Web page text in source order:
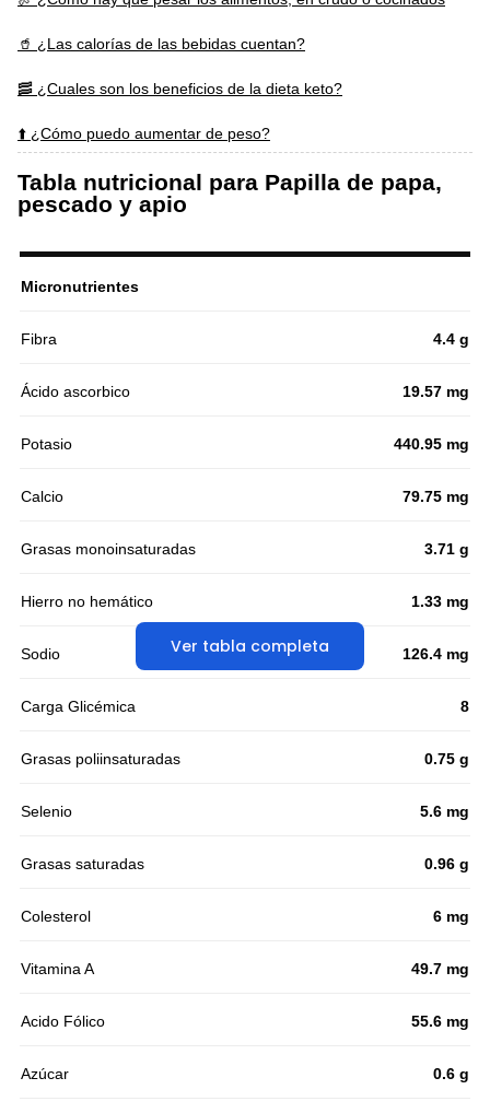
🥤 ¿Las calorías de las bebidas cuentan?
🥓 ¿Cuales son los beneficios de la dieta keto?
⬆️ ¿Cómo puedo aumentar de peso?
Tabla nutricional para Papilla de papa,
pescado y apio
Ver tabla completa
Micronutrientes
Fibra 4.4 g
Ácido ascorbico 19.57 mg
Potasio 440.95 mg
Calcio 79.75 mg
Grasas monoinsaturadas 3.71 g
Hierro no hemático 1.33 mg
Sodio 126.4 mg
Carga Glicémica 8
Grasas poliinsaturadas 0.75 g
Selenio 5.6 mg
Grasas saturadas 0.96 g
Colesterol 6 mg
Vitamina A 49.7 mg
Acido Fólico 55.6 mg
Azúcar 0.6 g